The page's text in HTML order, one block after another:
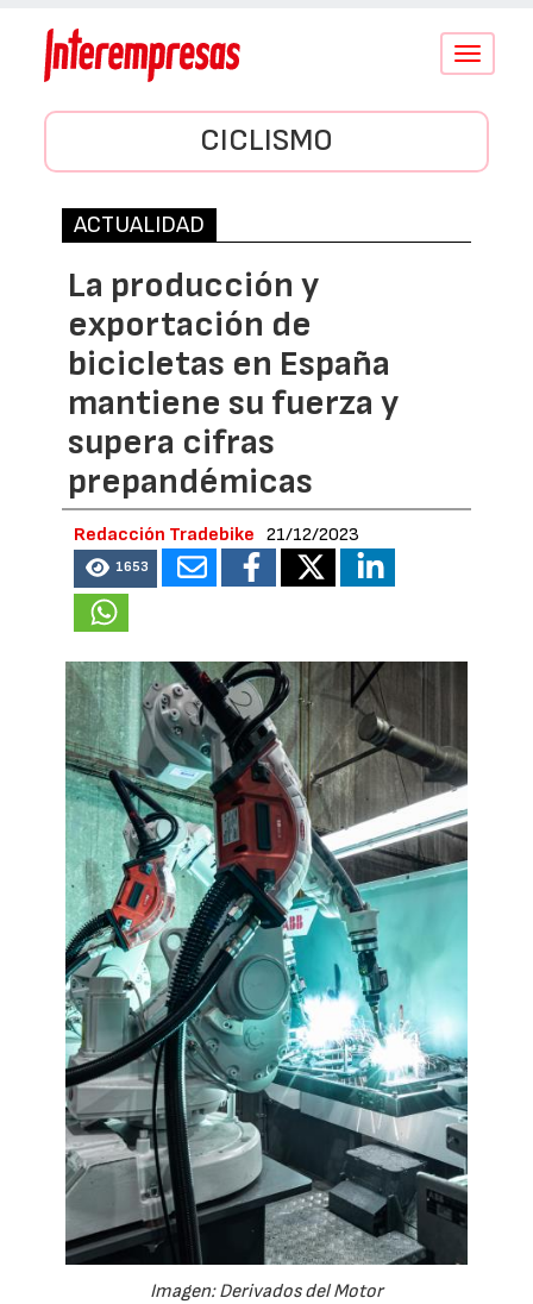
Conmutar
CICLISMO
ACTUALIDAD
La producción y
exportación de
bicicletas en España
mantiene su fuerza y
supera cifras
prepandémicas
Redacción Tradebike 21/12/2023
1653
Imagen: Derivados del Motor